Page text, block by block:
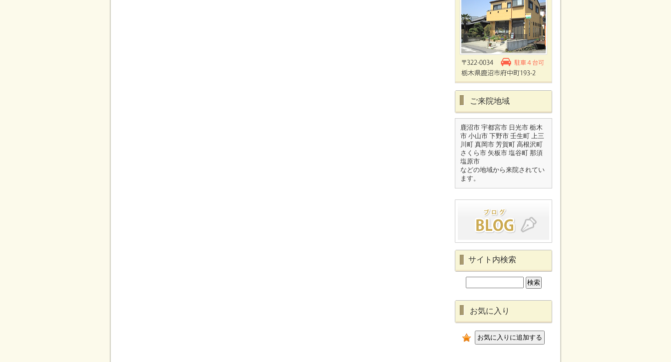
ご来院地域
鹿沼市 宇都宮市 日光市 栃木
市 小山市 下野市 壬生町 上三
川町 真岡市 芳賀町 高根沢町
さくら市 矢板市 塩谷町 那須
塩原市
などの地域から来院されてい
ます。
サイト内検索
お気に入り